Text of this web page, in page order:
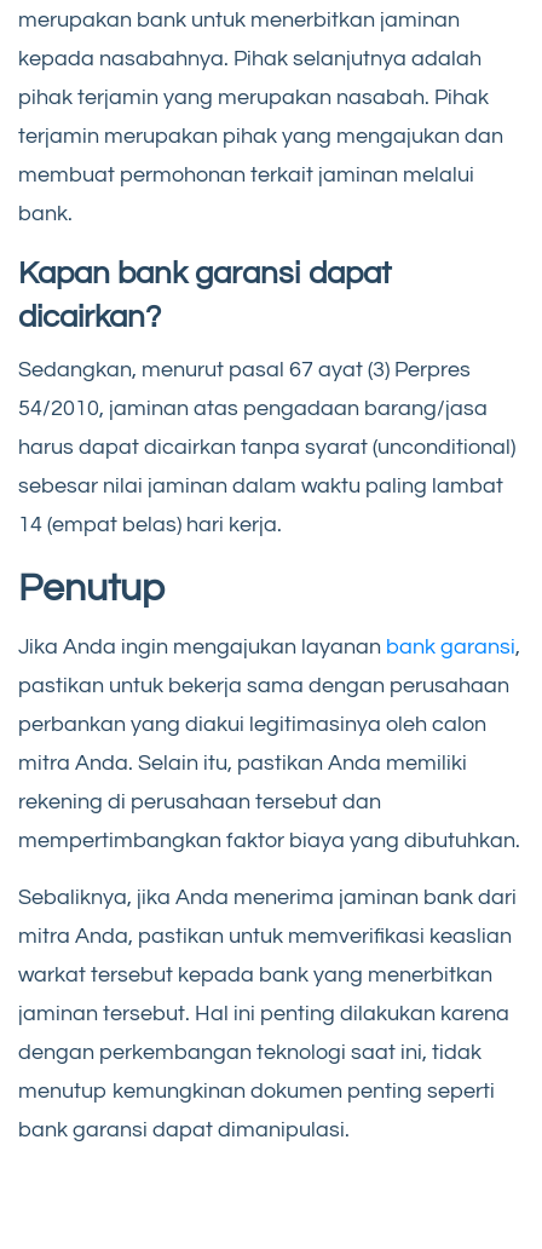
merupakan bank untuk menerbitkan jaminan
kepada nasabahnya. Pihak selanjutnya adalah
pihak terjamin yang merupakan nasabah. Pihak
terjamin merupakan pihak yang mengajukan dan
membuat permohonan terkait jaminan melalui
bank.
Kapan bank garansi dapat
dicairkan?
Sedangkan, menurut pasal 67 ayat (3) Perpres
54/2010, jaminan atas pengadaan barang/jasa
harus dapat dicairkan tanpa syarat (unconditional)
sebesar nilai jaminan dalam waktu paling lambat
14 (empat belas) hari kerja.
Penutup
Jika Anda ingin mengajukan layanan bank garansi,
pastikan untuk bekerja sama dengan perusahaan
perbankan yang diakui legitimasinya oleh calon
mitra Anda. Selain itu, pastikan Anda memiliki
rekening di perusahaan tersebut dan
mempertimbangkan faktor biaya yang dibutuhkan.
Sebaliknya, jika Anda menerima jaminan bank dari
mitra Anda, pastikan untuk memverifikasi keaslian
warkat tersebut kepada bank yang menerbitkan
jaminan tersebut. Hal ini penting dilakukan karena
dengan perkembangan teknologi saat ini, tidak
menutup kemungkinan dokumen penting seperti
bank garansi dapat dimanipulasi.